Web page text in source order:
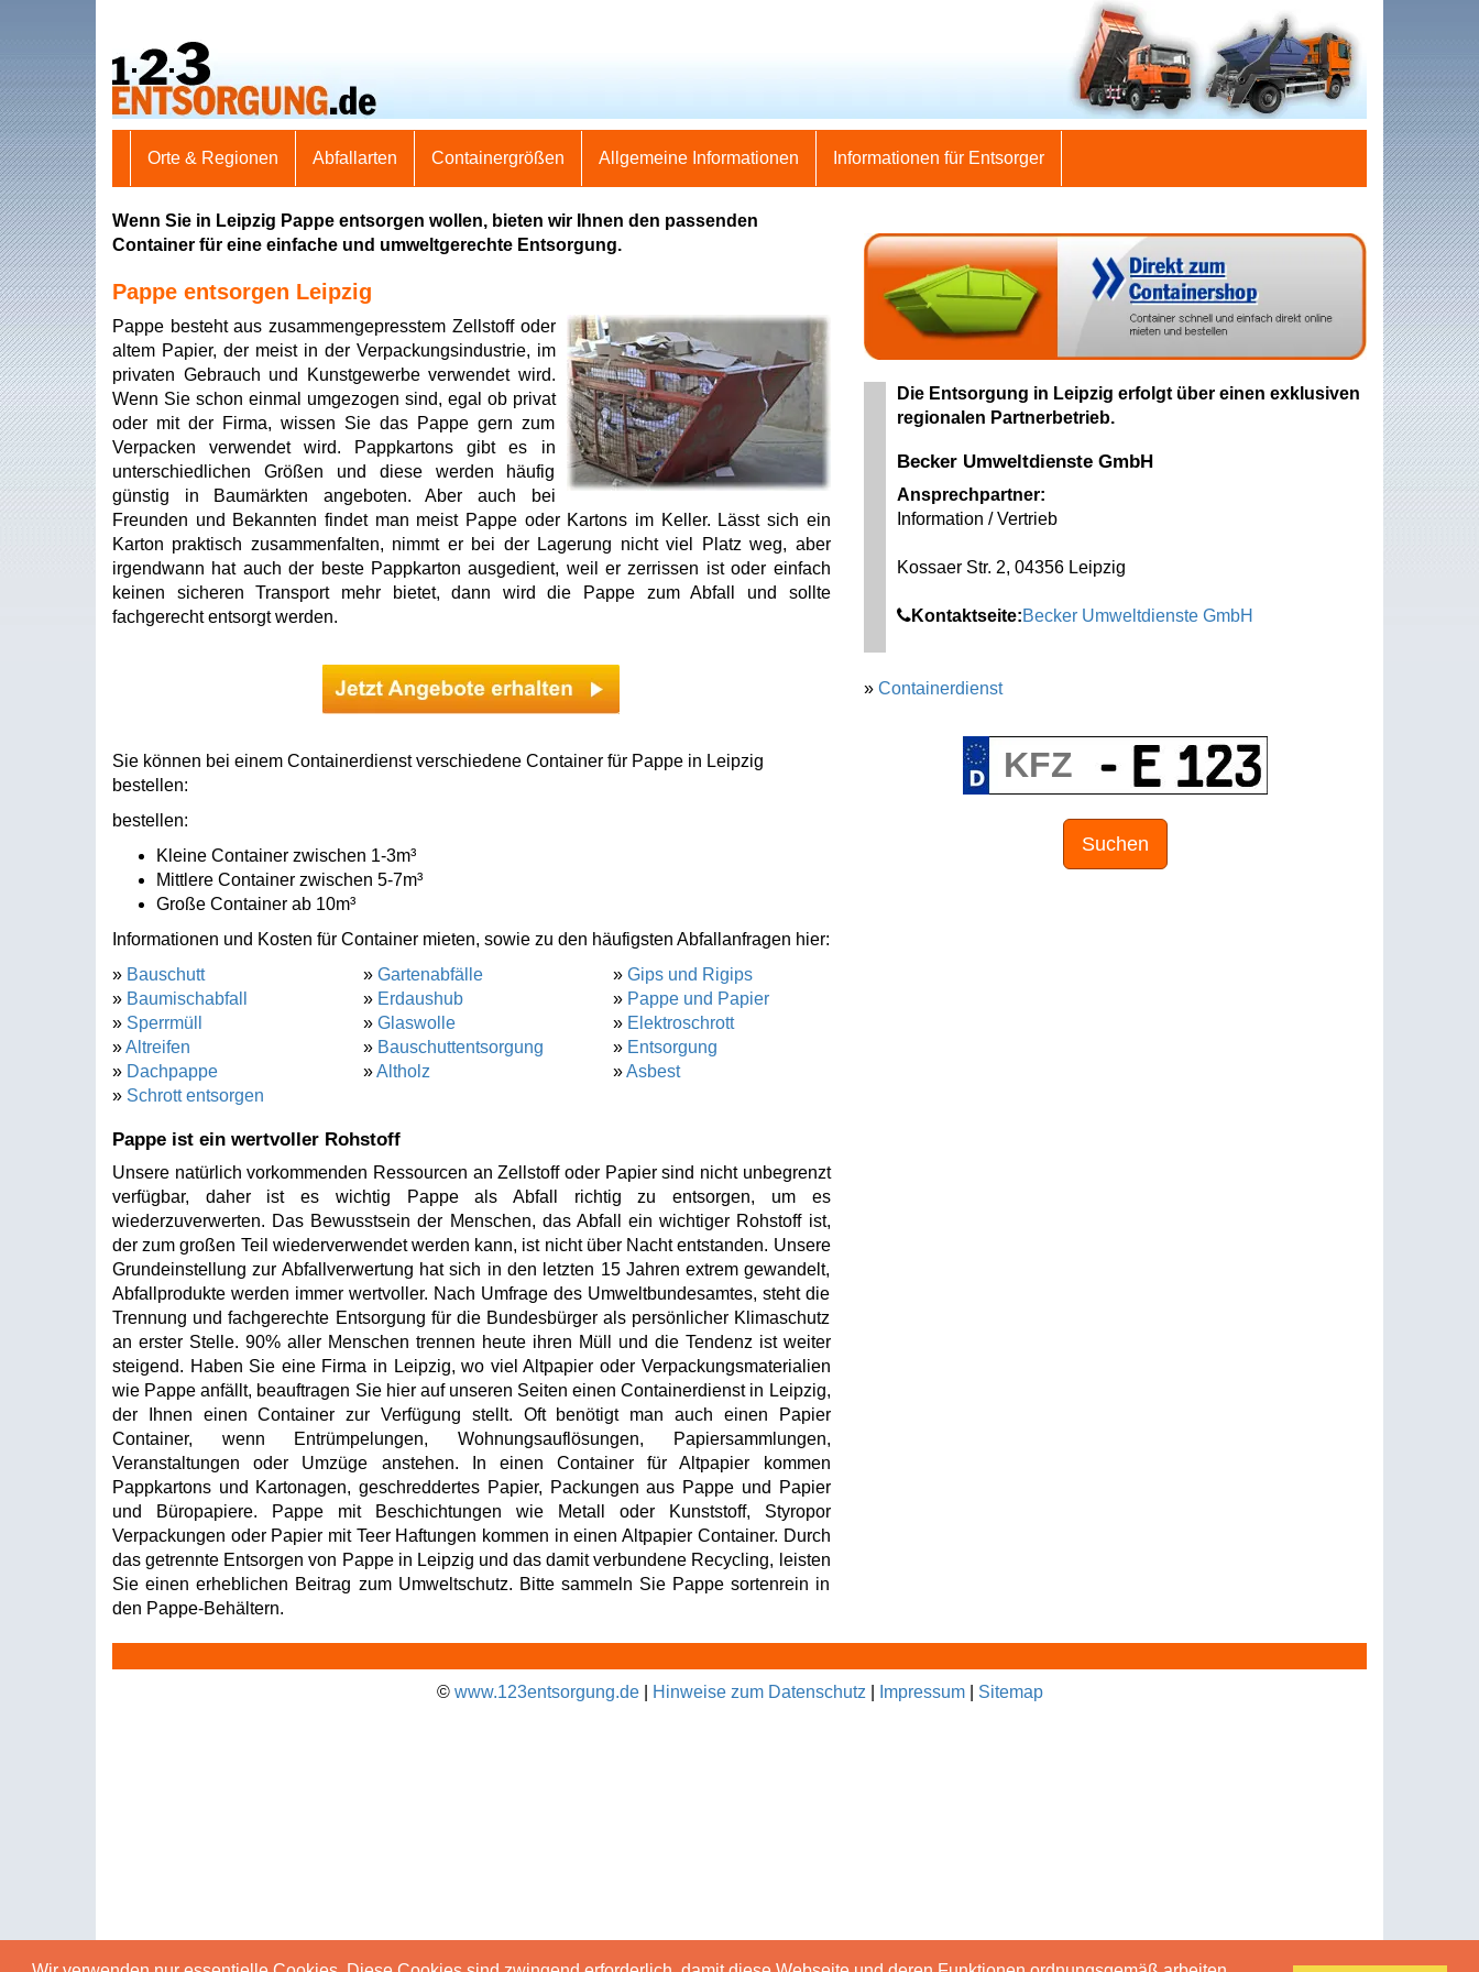
Orte & Regionen Abfallarten Containergrößen Allgemeine Informationen Informationen für Entsorger
Wenn Sie in Leipzig Pappe entsorgen wollen, bieten wir Ihnen den passenden
Container für eine einfache und umweltgerechte Entsorgung.
Pappe entsorgen Leipzig
Pappe besteht aus zusammengepresstem Zellstoff oder
altem Papier, der meist in der Verpackungsindustrie, im
privaten Gebrauch und Kunstgewerbe verwendet wird.
Wenn Sie schon einmal umgezogen sind, egal ob privat
oder mit der Firma, wissen Sie das Pappe gern zum
Verpacken verwendet wird. Pappkartons gibt es in
unterschiedlichen Größen und diese werden häufig
günstig in Baumärkten angeboten. Aber auch bei
Freunden und Bekannten findet man meist Pappe oder Kartons im Keller. Lässt sich ein
Karton praktisch zusammenfalten, nimmt er bei der Lagerung nicht viel Platz weg, aber
irgendwann hat auch der beste Pappkarton ausgedient, weil er zerrissen ist oder einfach
keinen sicheren Transport mehr bietet, dann wird die Pappe zum Abfall und sollte
fachgerecht entsorgt werden.
Sie können bei einem Containerdienst verschiedene Container für Pappe in Leipzig
bestellen:
bestellen:
Kleine Container zwischen 1-3m³
Mittlere Container zwischen 5-7m³
Große Container ab 10m³
Informationen und Kosten für Container mieten, sowie zu den häufigsten Abfallanfragen hier:
» Bauschutt
» Baumischabfall
» Sperrmüll
»Altreifen
» Dachpappe
» Schrott entsorgen
» Gartenabfälle
» Erdaushub
» Glaswolle
» Bauschuttentsorgung
»Altholz
» Gips und Rigips
» Pappe und Papier
» Elektroschrott
» Entsorgung
»Asbest
Pappe ist ein wertvoller Rohstoff
Unsere natürlich vorkommenden Ressourcen an Zellstoff oder Papier sind nicht unbegrenzt
verfügbar, daher ist es wichtig Pappe als Abfall richtig zu entsorgen, um es
wiederzuverwerten. Das Bewusstsein der Menschen, das Abfall ein wichtiger Rohstoff ist,
der zum großen Teil wiederverwendet werden kann, ist nicht über Nacht entstanden. Unsere
Grundeinstellung zur Abfallverwertung hat sich in den letzten 15 Jahren extrem gewandelt,
Abfallprodukte werden immer wertvoller. Nach Umfrage des Umweltbundesamtes, steht die
Trennung und fachgerechte Entsorgung für die Bundesbürger als persönlicher Klimaschutz
an erster Stelle. 90% aller Menschen trennen heute ihren Müll und die Tendenz ist weiter
steigend. Haben Sie eine Firma in Leipzig, wo viel Altpapier oder Verpackungsmaterialien
wie Pappe anfällt, beauftragen Sie hier auf unseren Seiten einen Containerdienst in Leipzig,
der Ihnen einen Container zur Verfügung stellt. Oft benötigt man auch einen Papier
Container, wenn Entrümpelungen, Wohnungsauflösungen, Papiersammlungen,
Veranstaltungen oder Umzüge anstehen. In einen Container für Altpapier kommen
Pappkartons und Kartonagen, geschreddertes Papier, Packungen aus Pappe und Papier
und Büropapiere. Pappe mit Beschichtungen wie Metall oder Kunststoff, Styropor
Verpackungen oder Papier mit Teer Haftungen kommen in einen Altpapier Container. Durch
das getrennte Entsorgen von Pappe in Leipzig und das damit verbundene Recycling, leisten
Sie einen erheblichen Beitrag zum Umweltschutz. Bitte sammeln Sie Pappe sortenrein in
den Pappe-Behältern.
Die Entsorgung in Leipzig erfolgt über einen exklusiven
regionalen Partnerbetrieb.
Becker Umweltdienste GmbH
Ansprechpartner:
Information / Vertrieb
Kossaer Str. 2, 04356 Leipzig
Kontaktseite:Becker Umweltdienste GmbH
» Containerdienst
Suchen
© www.123entsorgung.de| Hinweise zum Datenschutz Impressum| Sitemap